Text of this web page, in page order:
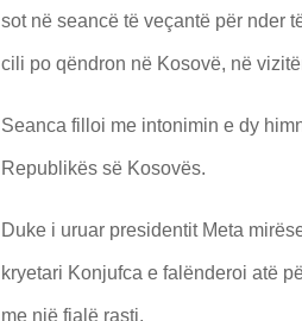
sot në seancë të veçantë për nder
cili po qëndron në Kosovë, në
Seanca filloi me intonimin e dy
Republikës së Kosovës.
Duke i uruar presidentit Meta
kryetari Konjufca e falënderoi atë
me një fjalë rasti.